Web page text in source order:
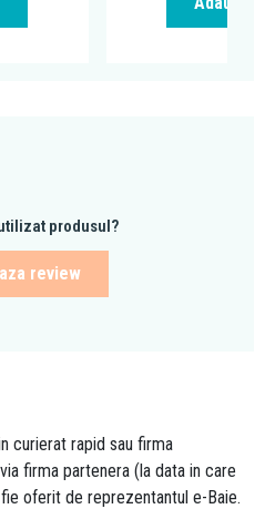
produsul?
review
curierat rapid sau firma
firma partenera (la data in care
oferit de reprezentantul e-Baie.